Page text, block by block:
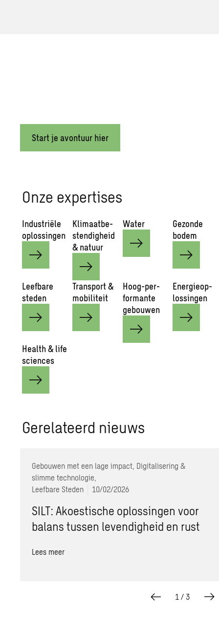
Start je avontuur hier
Onze ex­per­ti­ses
In­du­striële
op­los­sin­gen
Kli­maat­be­
sten­dig­heid
& na­tuur
Water
Ge­zon­de
bodem
Leef­ba­re
ste­den
Trans­port &
mo­bi­li­teit
Hoog-per­
for­man­te
ge­bou­wen
Ener­gie­op­
los­sin­gen
He­alth & life
sci­en­ces
Ge­re­la­teerd nieuws
Gebouwen met een lage impact, Digitalisering &
slimme technologie,
Leefbare Steden
10/02/2026
SILT: Akoestische oplossingen voor
balans tussen levendigheid en rust
Lees meer
1 / 3